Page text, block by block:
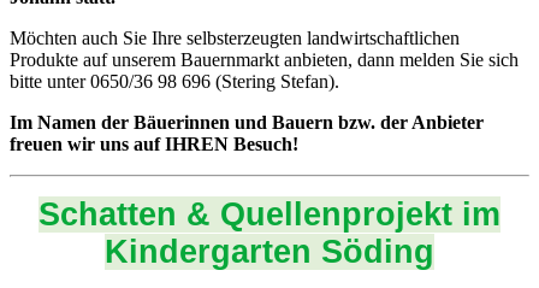
Möchten auch Sie Ihre selbsterzeugten landwirtschaftlichen
Produkte auf unserem Bauernmarkt anbieten, dann melden Sie sich
bitte unter 0650/36 98 696 (Stering Stefan).
Im Namen der Bäuerinnen und Bauern bzw. der Anbieter
freuen wir uns auf IHREN Besuch!
Schatten & Quellenprojekt im
Kindergarten Söding